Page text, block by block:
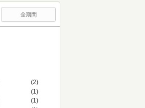
全期間
(2)
(1)
(1)